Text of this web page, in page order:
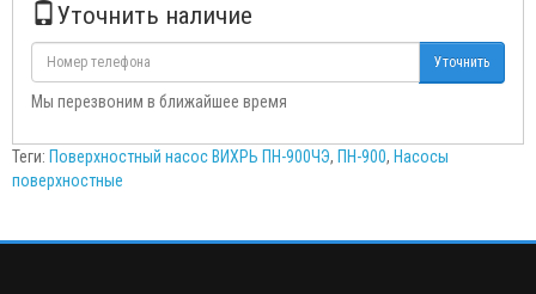
Уточнить наличие
Уточнить
Мы перезвоним в ближайшее время
Теги: Поверхностный насос ВИХРЬ ПН-900ЧЭ, ПН-900, Насосы
поверхностные